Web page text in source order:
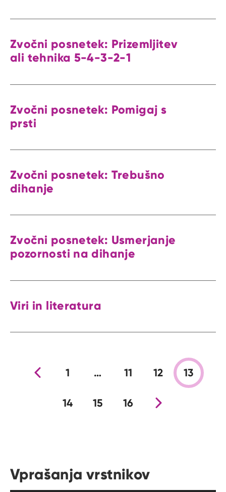
Zvočni posnetek: Prizemljitev
ali tehnika 5-4-3-2-1
Zvočni posnetek: Pomigaj s
prsti
Zvočni posnetek: Trebušno
dihanje
Zvočni posnetek: Usmerjanje
pozornosti na dihanje
Viri in literatura
Prejšnja stran
1 … 11 12 13
14 15 16Nova stran
Vprašanja vrstnikov